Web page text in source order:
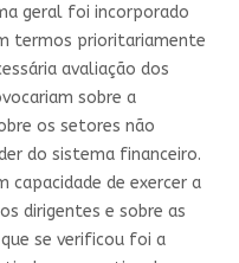
geral foi incorporado
termos prioritariamente
avaliação dos
sobre a
os setores não
do sistema financeiro.
capacidade de exercer a
dirigentes e sobre as
se verificou foi a